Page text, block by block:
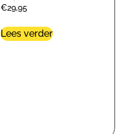
€29,95
Lees verder